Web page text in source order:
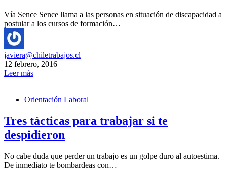
Vía Sence Sence llama a las personas en situación de discapacidad a
postular a los cursos de formación…
javiera@chiletrabajos.cl
12 febrero, 2016
Leer más
Orientación Laboral
Tres tácticas para trabajar si te
despidieron
No cabe duda que perder un trabajo es un golpe duro al autoestima.
De inmediato te bombardeas con…